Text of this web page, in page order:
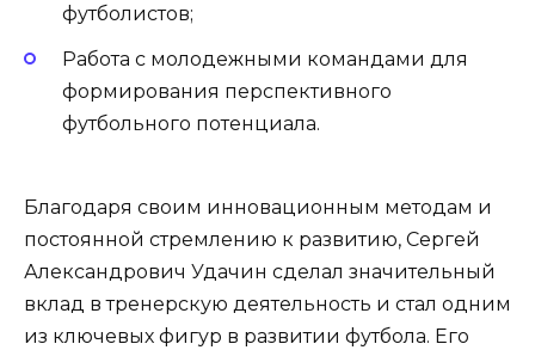
футболистов;
Работа с молодежными командами для
формирования перспективного
футбольного потенциала.
Благодаря своим инновационным методам и
постоянной стремлению к развитию, Сергей
Александрович Удачин сделал значительный
вклад в тренерскую деятельность и стал одним
из ключевых фигур в развитии футбола. Его